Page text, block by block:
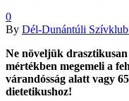
0
By Dél-Dunántúli Szívklub
Ne növeljük
mértékben megemeli a
várandósság alatt vagy
dietetikushoz!